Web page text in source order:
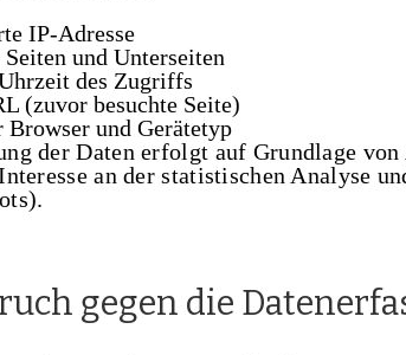
IP-Adresse
und Unterseiten
des Zugriffs
(zuvor besuchte Seite)
Browser und Gerätetyp
der Daten erfolgt auf Grundlage
an der statistischen Analyse
gegen die